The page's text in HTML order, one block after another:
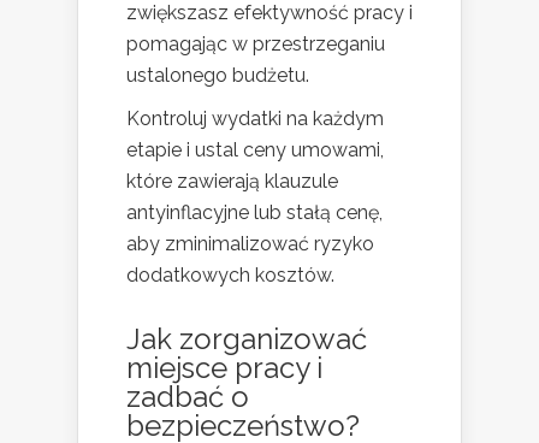
zwiększasz efektywność pracy i
pomagając w przestrzeganiu
ustalonego budżetu.
Kontroluj wydatki na każdym
etapie i ustal ceny umowami,
które zawierają klauzule
antyinflacyjne lub stałą cenę,
aby zminimalizować ryzyko
dodatkowych kosztów.
Jak zorganizować
miejsce pracy i
zadbać o
bezpieczeństwo?